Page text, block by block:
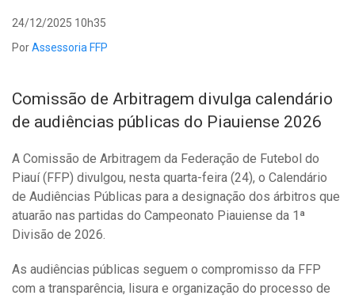
24/12/2025 10h35
PorAssessoria FFP
Comissão de Arbitragem divulga calendário
de audiências públicas do Piauiense 2026
A Comissão de Arbitragem da Federação de Futebol do
Piauí (FFP) divulgou, nesta quarta-feira (24), o Calendário
de Audiências Públicas para a designação dos árbitros que
atuarão nas partidas do Campeonato Piauiense da 1ª
Divisão de 2026.
As audiências públicas seguem o compromisso da FFP
com a transparência, lisura e organização do processo de